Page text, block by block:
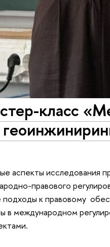
класс
исследования
правового
к правовому
в международном